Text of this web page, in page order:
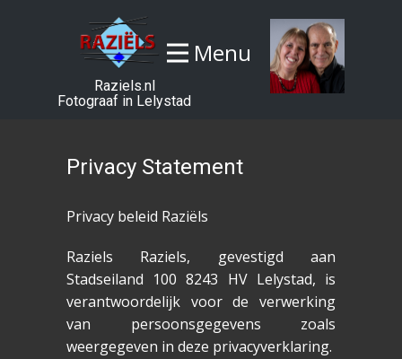
Menu
Raziels.nl
Fotograaf in Lelystad
Privacy Statement
Privacy beleid Raziëls
Raziels Raziels, gevestigd aan
Stadseiland 100 8243 HV Lelystad, is
verantwoordelijk voor de verwerking
van persoonsgegevens zoals
weergegeven in deze privacyverklaring.